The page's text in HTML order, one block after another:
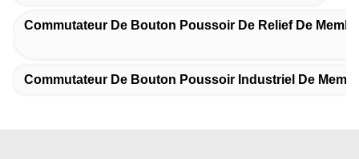
Commutateur De Bouton Poussoir De Relief De
Commutateur De Bouton Poussoir Industriel De